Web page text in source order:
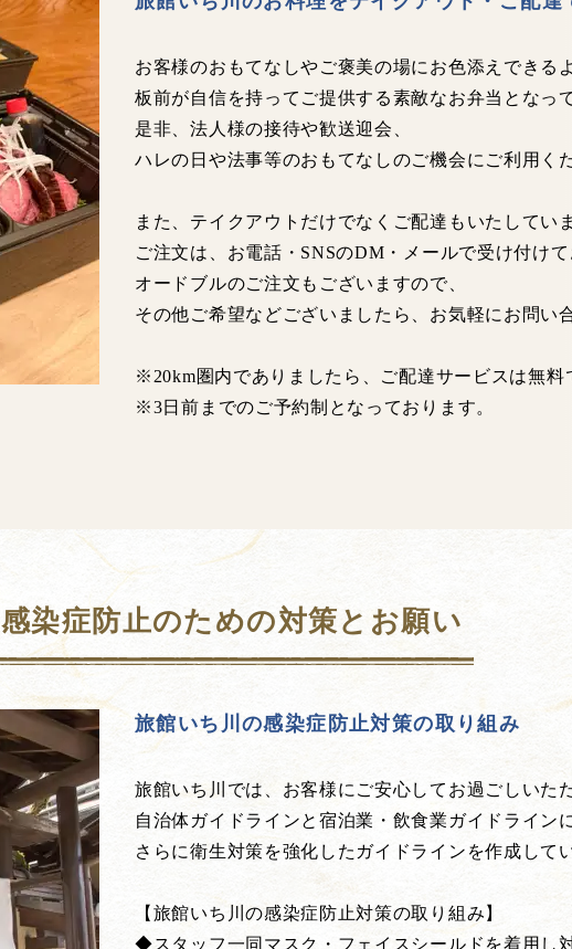
お客様のおもてなしやご褒美の場にお色添えできる
板前が自信を持ってご提供する素敵なお弁当となっ
是非、法人様の接待や歓送迎会、
ハレの日や法事等のおもてなしのご機会にご利用く
また、テイクアウトだけでなくご配達もいたしてい
ご注文は、お電話・SNSのDM・メールで受け付けて
オードブルのご注文もございますので、
その他ご希望などございましたら、お気軽にお問い
※20km圏内でありましたら、ご配達サービスは無料
※3日前までのご予約制となっております。
感染症防止のための対策とお願い
旅館いち川の感染症防止対策の取り組み
旅館いち川では、お客様にご安心してお過ごしいた
自治体ガイドラインと宿泊業・飲食業ガイドライン
さらに衛生対策を強化したガイドラインを作成して
【旅館いち川の感染症防止対策の取り組み】
◆スタッフ一同マスク・フェイスシールドを着用し